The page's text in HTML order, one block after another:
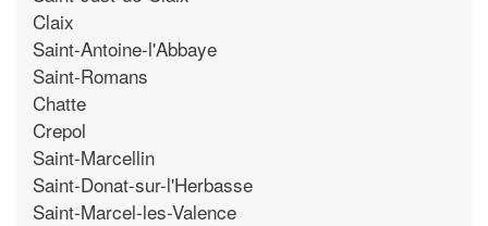
Claix
Saint-Antoine-l'Abbaye
Saint-Romans
Chatte
Crepol
Saint-Marcellin
Saint-Donat-sur-l'Herbasse
Saint-Marcel-les-Valence